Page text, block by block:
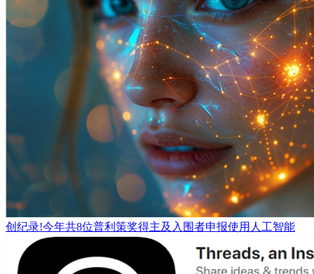
创纪录!今年共8位普利策奖得主及入围者申报使用人工智能